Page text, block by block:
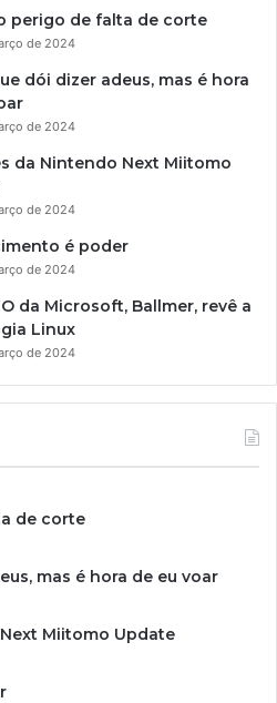
perigo de falta de corte
de 2024
dói dizer adeus, mas é hora
de 2024
da Nintendo Next Miitomo
de 2024
é poder
de 2024
da Microsoft, Ballmer, revê a
Linux
de 2024
de corte
mas é hora de eu voar
Miitomo Update